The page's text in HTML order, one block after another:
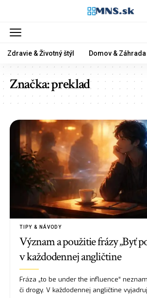
Zdravie & Životný štýl Domov & Záhrada
Značka:preklad
TIPY & NÁVODY
Význam a použitie frázy „Byť
v každodennej angličtine
Fráza „to be under the influence“
či drogy. V každodennej angličtine